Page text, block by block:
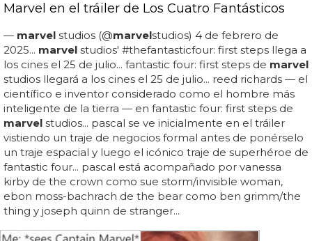
Marvel en el tráiler de Los Cuatro Fantásticos
— marvel studios (@marvelstudios) 4 de febrero de
2025... marvel studios' #thefantasticfour: first steps llega a
los cines el 25 de julio... fantastic four: first steps de marvel
studios llegará a los cines el 25 de julio... reed richards — el
científico e inventor considerado como el hombre más
inteligente de la tierra — en fantastic four: first steps de
marvel studios... pascal se ve inicialmente en el tráiler
vistiendo un traje de negocios formal antes de ponérselo
un traje espacial y luego el icónico traje de superhéroe de
fantastic four... pascal está acompañado por vanessa
kirby de the crown como sue storm/invisible woman,
ebon moss-bachrach de the bear como ben grimm/the
thing y joseph quinn de stranger...